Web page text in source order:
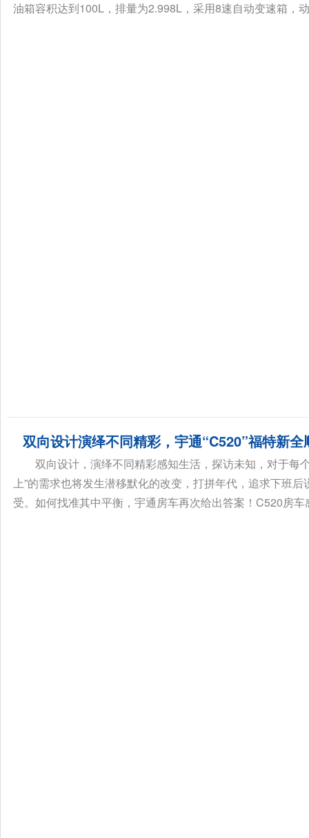
油箱容积达到100L，排量为2.998L，采用8速自动变速箱，
双向设计演绎不同精彩，宇通“C520”福特新
双向设计，演绎不同精彩感知生活，探访未知，对于每
上”的需求也将发生潜移默化的改变，打拼年代，追求下班
受。如何找准其中平衡，宇通房车再次给出答案！C520房